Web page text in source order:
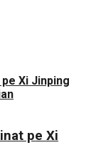
pe Xi